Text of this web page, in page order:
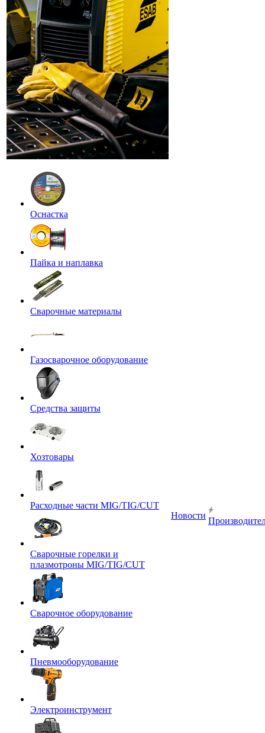
Оснастка
Пайка и наплавка
Сварочные материалы
Газосварочное оборудование
Средства защиты
Хозтовары
Расходные части MIG/TIG/CUT
Сварочные горелки и
плазмотроны MIG/TIG/CUT
Сварочное оборудование
Пневмооборудование
Электроинструмент
Новости